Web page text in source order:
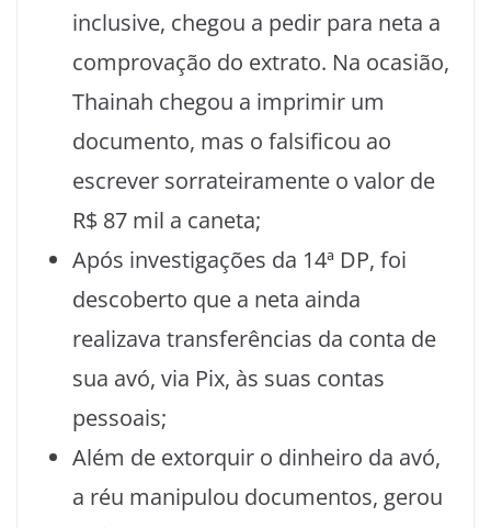
inclusive, chegou a pedir para neta a
comprovação do extrato. Na ocasião,
Thainah chegou a imprimir um
documento, mas o falsificou ao
escrever sorrateiramente o valor de
R$ 87 mil a caneta;
Após investigações da 14ª DP, foi
descoberto que a neta ainda
realizava transferências da conta de
sua avó, via Pix, às suas contas
pessoais;
Além de extorquir o dinheiro da avó,
a réu manipulou documentos, gerou